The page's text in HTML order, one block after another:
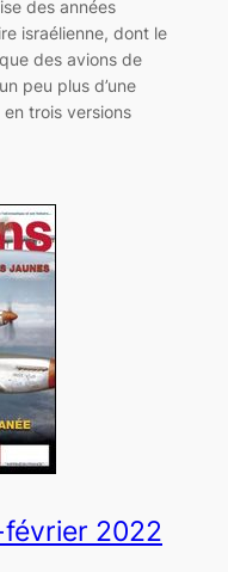
des années
israélienne, dont le
des avions de
peu plus d’une
trois versions
2022